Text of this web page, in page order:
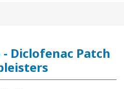
Diclofenac Patch